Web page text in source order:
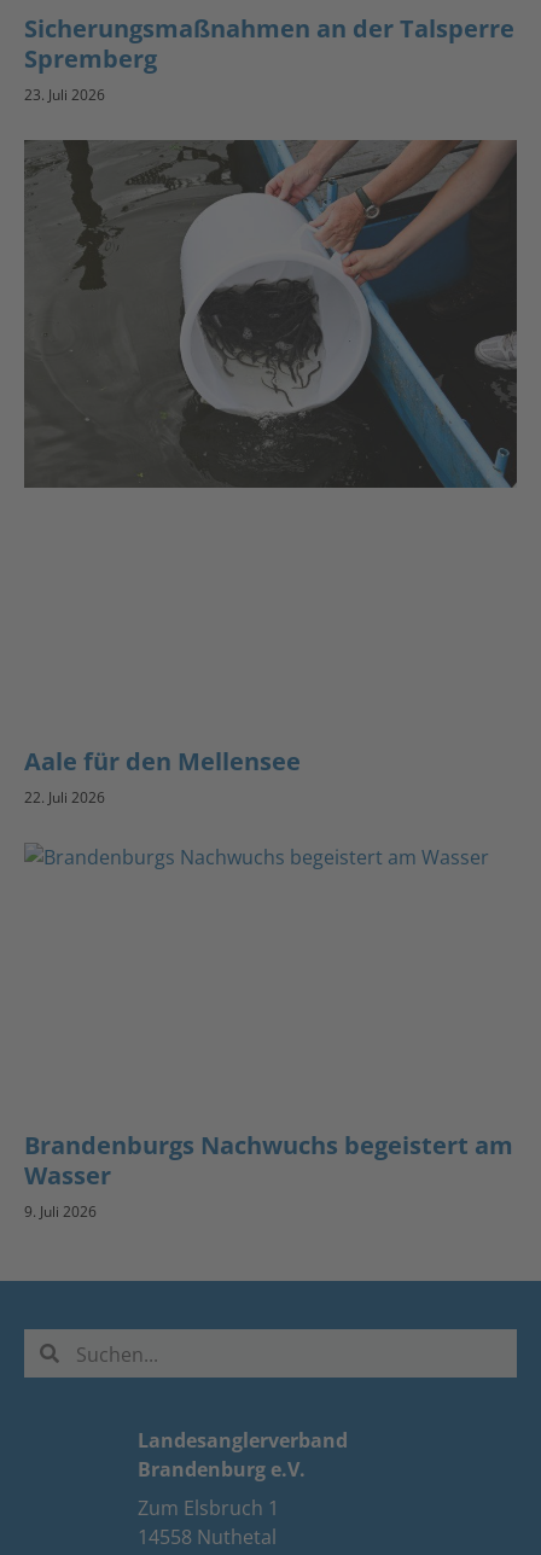
Sicherungsmaßnahmen an der Talsperre
Spremberg
23. Juli 2026
Aale für den Mellensee
22. Juli 2026
Brandenburgs Nachwuchs begeistert am
Wasser
9. Juli 2026
Landesanglerverband
Brandenburg e.V.
Zum Elsbruch 1
14558 Nuthetal